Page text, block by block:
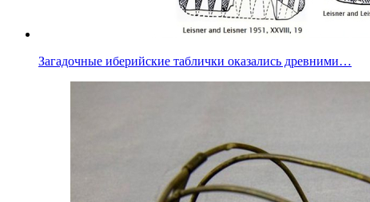
Загадочные иберийские таблички оказались древними…